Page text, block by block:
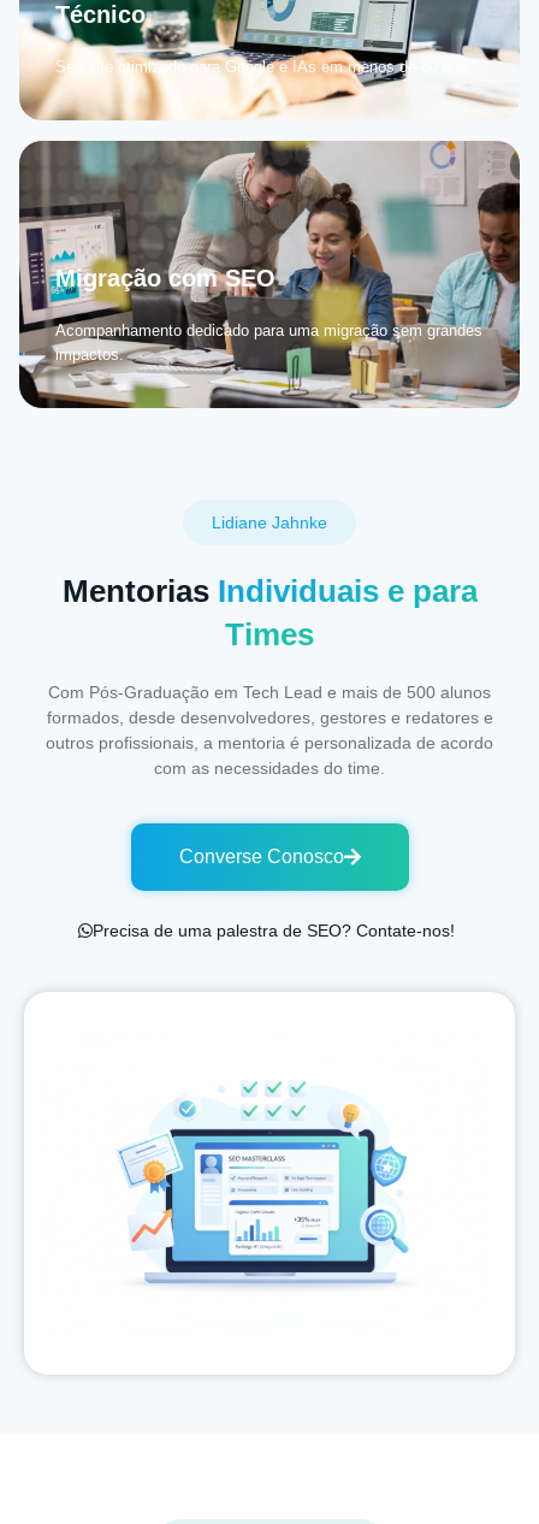
Técnico
Seu site otimizado para Google e IAs em menos de 60 dias.
Migração com SEO
Acompanhamento dedicado para uma migração sem grandes
impactos.
Lidiane Jahnke
Mentorias Individuais e para
Times
Com Pós-Graduação em Tech Lead e mais de 500 alunos
formados, desde desenvolvedores, gestores e redatores e
outros profissionais, a mentoria é personalizada de acordo
com as necessidades do time.
Converse Conosco
Precisa de uma palestra de SEO? Contate-nos!